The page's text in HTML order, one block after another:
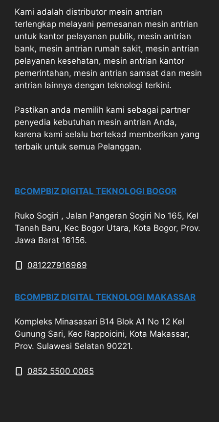
Kami adalah distributor mesin antrian
terlengkap melayani pemesanan mesin antrian
untuk kantor pelayanan publik, mesin antrian
bank, mesin antrian rumah sakit, mesin antrian
pelayanan kesehatan, mesin antrian kantor
pemerintahan, mesin antrian samsat dan mesin
antrian lainnya dengan teknologi terkini.
Pastikan anda memilih kami sebagai partner
penyedia kebutuhan mesin antrian Anda,
karena kami selalu bertekad memberikan yang
terbaik untuk semua Pelanggan.
BCOMPBIZ DIGITAL TEKNOLOGI BOGOR
Ruko Sogiri , Jalan Pangeran Sogiri No 165, Kel
Tanah Baru, Kec Bogor Utara, Kota Bogor, Prov.
Jawa Barat 16156.
081227916969
BCOMPBIZ DIGITAL TEKNOLOGI MAKASSAR
Kompleks Minasasari B14 Blok A1 No 12 Kel
Gunung Sari, Kec Rappoicini, Kota Makassar,
Prov. Sulawesi Selatan 90221.
0852 5500 0065